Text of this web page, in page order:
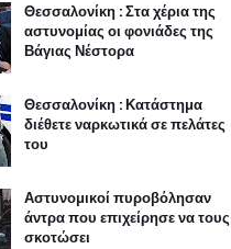
Θεσσαλονίκη : Στα χέρια της
αστυνομίας οι φονιάδες της
Βάγιας Νέστορα
Θεσσαλονίκη : Κατάστημα
διέθετε ναρκωτικά σε πελάτες
του
Αστυνομικοί πυροβόλησαν
άντρα που επιχείρησε να τους
σκοτώσει